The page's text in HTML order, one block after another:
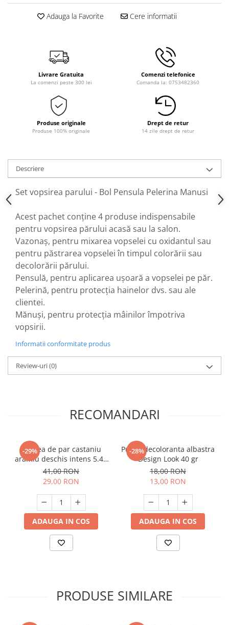
Adauga la Favorite Cere informatii
Livrare Gratuita
La comenzi peste 300 lei
Comenzi telefonice
Comanda la: 0753482360
Produse originale
Produse 100% originale
Drept de retur
14 zile drept de retur
Descriere
Set vopsirea parului - Bol Pensula Pelerina Manusi
Acest pachet conține 4 produse indispensabile
pentru vopsirea părului acasă sau la salon.
Vazonaș, pentru mixarea vopselei cu oxidantul sau
pentru păstrarea vopselei în timpul colorării sau
decolorării părului.
Pensulă, pentru aplicarea ușoară a vopselei pe păr.
Pelerină, pentru protecția hainelor dvs. sau ale
clientei.
Mănuși, pentru protecția mâinilor împotriva
vopsirii.
Informatii conformitate produs
Review-uri(0)
RECOMANDARI
-29%
Vopsea de par castaniu
aramiu deschis intens 5.44
Color Lux 100 ml
41,00 RON
29,00 RON
ADAUGA IN COS
-28%
Pudra decoloranta albastra
Design Look 40 gr
18,00 RON
13,00 RON
ADAUGA IN COS
PRODUSE SIMILARE